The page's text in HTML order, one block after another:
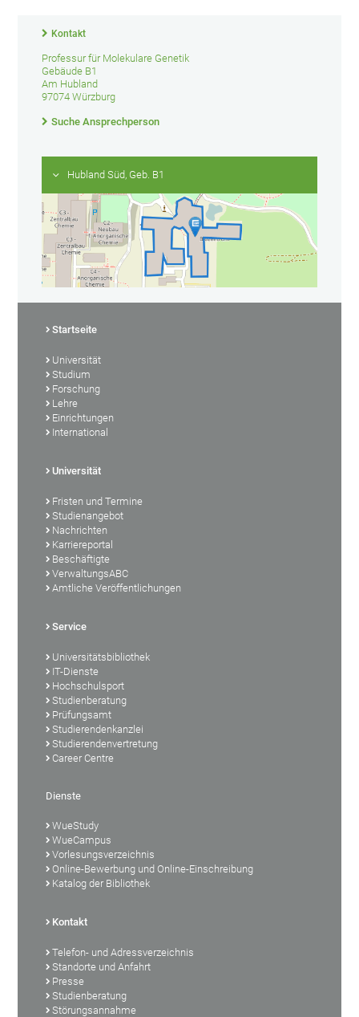
Kontakt
Professur für Molekulare Genetik
Gebäude B1
Am Hubland
97074 Würzburg
Suche Ansprechperson
Hubland Süd, Geb. B1
Startseite
Universität
Studium
Forschung
Lehre
Einrichtungen
International
Universität
Fristen und Termine
Studienangebot
Nachrichten
Karriereportal
Beschäftigte
VerwaltungsABC
Amtliche Veröffentlichungen
Service
Universitätsbibliothek
IT-Dienste
Hochschulsport
Studienberatung
Prüfungsamt
Studierendenkanzlei
Studierendenvertretung
Career Centre
Dienste
WueStudy
WueCampus
Vorlesungsverzeichnis
Online-Bewerbung und Online-Einschreibung
Katalog der Bibliothek
Kontakt
Telefon- und Adressverzeichnis
Standorte und Anfahrt
Presse
Studienberatung
Störungsannahme